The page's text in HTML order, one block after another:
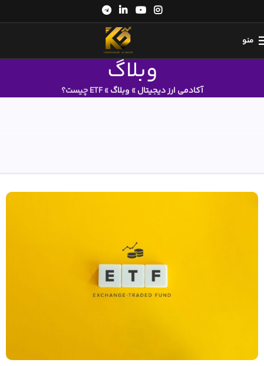
منو
وبلاگ
آکادمی ارز دیجیتال» وبلاگ»ETF چیست؟